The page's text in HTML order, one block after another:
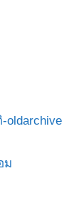
oldarchive
ม